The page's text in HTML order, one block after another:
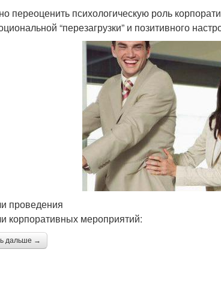
переоценить психологическую роль
“перезагрузки” и позитивного
проведения
корпоративных мероприятий:
дальше →